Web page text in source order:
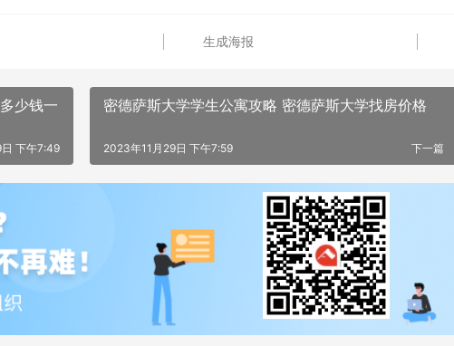
生成海报
少钱一
下午7:49
密德萨斯大学学生公寓攻略 密德萨斯大学找房价格
下一篇
2023年11月29日 下午7:59